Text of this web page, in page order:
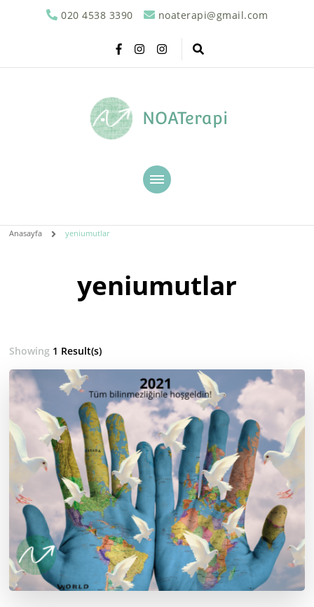
020 4538 3390 noaterapi@gmail.com
NOATerapi
Anasayfa yeniumutlar
yeniumutlar
Showing 1 Result(s)